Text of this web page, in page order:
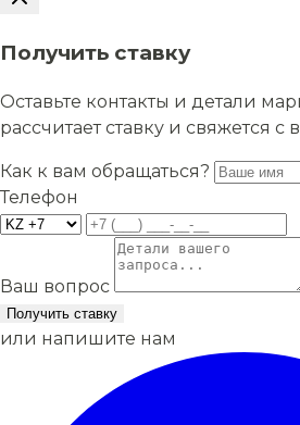
Получить ставку
Оставьте контакты и детали
рассчитает ставку и свяжется с
Как к вам обращаться?
Телефон
Ваш вопрос
Получить ставку
или напишите нам